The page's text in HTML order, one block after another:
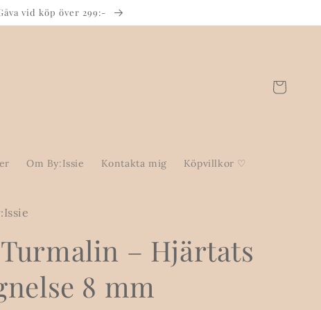
vid köp över 299:-
Om By:Issie Kontakta mig Köpvillkor ♡
Varukorg
Turmalin – Hjärtats
8 mm